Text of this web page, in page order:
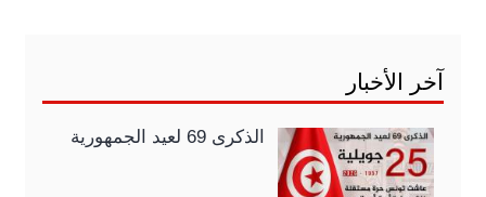
آخر الأخبار
الذكرى 69 لعيد الجمهورية